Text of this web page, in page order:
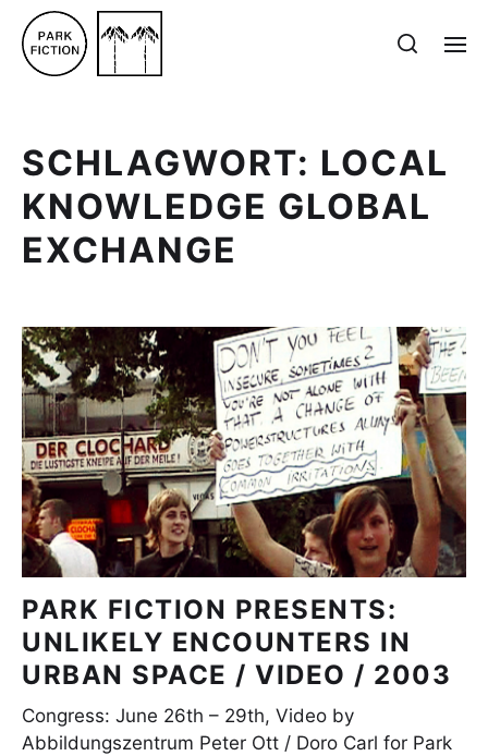
SCHLAGWORT: LOCAL
KNOWLEDGE GLOBAL
EXCHANGE
PARK FICTION PRESENTS:
UNLIKELY ENCOUNTERS IN
URBAN SPACE / VIDEO / 2003
Congress: June 26th – 29th, Video by
Abbildungszentrum Peter Ott / Doro Carl for Park